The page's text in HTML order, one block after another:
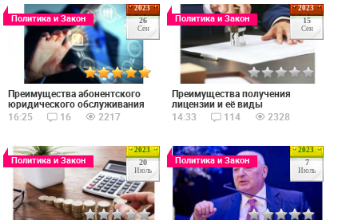
2023
26
Сен
Политика и Закон
Преимущества абонентского
юридического обслуживания
16:25
16 2217
2023
15
Сен
Политика и Закон
Преимущества получения
лицензии и её виды
14:33
114 2328
2023
20
Июль
Политика и Закон
2023
7
Июль
Политика и Закон